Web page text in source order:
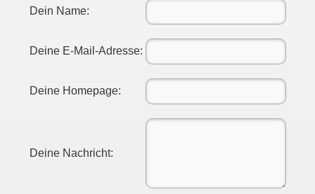
Dein Name:
Deine E-Mail-Adresse:
Deine Homepage:
Deine Nachricht: